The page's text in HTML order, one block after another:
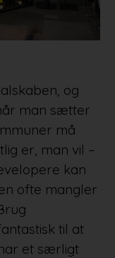
og
man sætter
må
er, man vil –
kan
ofte mangler
til at
et særligt